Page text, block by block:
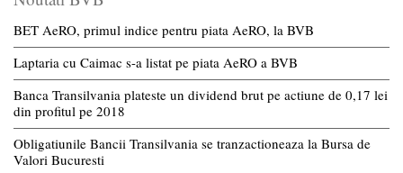
BET AeRO, primul indice pentru piata AeRO, la BVB
Laptaria cu Caimac s-a listat pe piata AeRO a BVB
Banca Transilvania plateste un dividend brut pe actiune de 0,17 lei
din profitul pe 2018
Obligatiunile Bancii Transilvania se tranzactioneaza la Bursa de
Valori Bucuresti